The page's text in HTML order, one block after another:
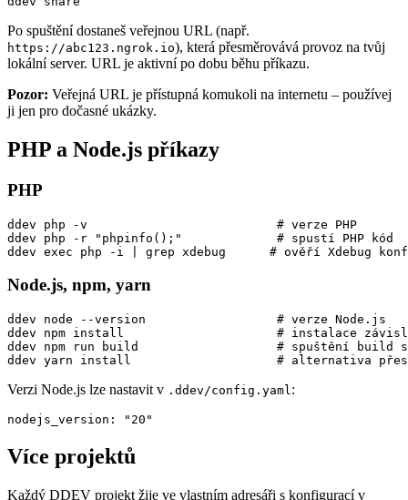
Po spuštění dostaneš veřejnou URL (např.
https://abc123.ngrok.io), která přesměrovává provoz na tvůj
lokální server. URL je aktivní po dobu běhu příkazu.
Pozor: Veřejná URL je přístupná komukoli na internetu – používej
ji jen pro dočasné ukázky.
PHP a Node.js příkazy
PHP
ddev php -v                          # verze PHP
ddev php -r "phpinfo();"             # spustí PHP kód
ddev exec php -i | grep xdebug      # ověří Xdebug
Node.js, npm, yarn
ddev node --version                  # verze Node.js
ddev npm install                     # instalace
ddev npm run build                   # spuštění build
ddev yarn install                    # alternativa přes
Verzi Node.js lze nastavit v .ddev/config.yaml:
nodejs_version: "20"
Více projektů
Každý DDEV projekt žije ve vlastním adresáři s konfigurací v